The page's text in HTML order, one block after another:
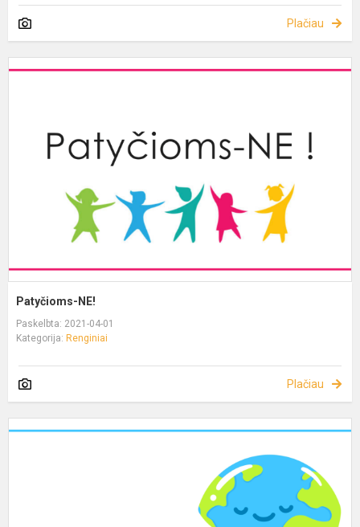
Plačiau
Patyčioms-NE!
Paskelbta: 2021-04-01
Kategorija: Renginiai
Plačiau